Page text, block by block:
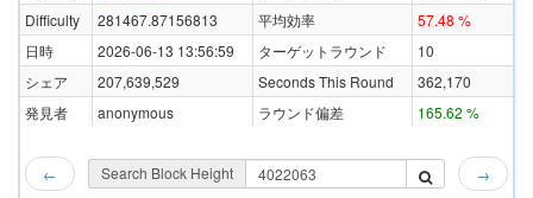
Difficulty
281467.87156813 平均効率
57.48 %
日時
2026-06-13 13:56:59 ターゲットラウンド
10
シェア
207,639,529 Seconds This Round
362,170
発見者
anonymous ラウンド偏差 165.62 %
← Search Block Height →